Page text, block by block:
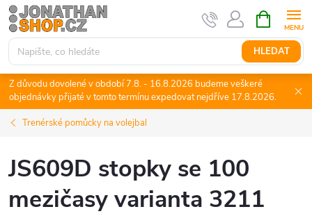
Přejít
na
obsah
HLEDAT
NÁKUPNÍ
KOŠÍK
Z důvodu dovolené v období 7.8. - 16.8.2026 budeme veškeré
objednávky přijaté v tomto termínu expedovat nejdříve 17.8.2026.
Trenérské pomůcky na volejbal
JS609D stopky se 100
mezičasy varianta 3211